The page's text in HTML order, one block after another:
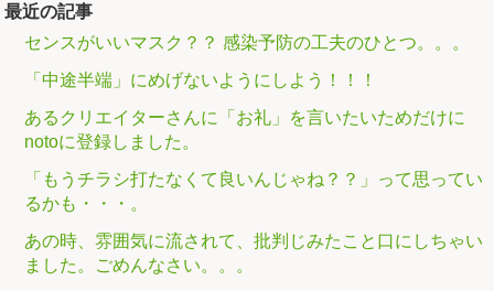
最近の記事
センスがいいマスク？？ 感染予防の工夫のひとつ。。。
「中途半端」にめげないようにしよう！！！
あるクリエイターさんに「お礼」を言いたいためだけに
notoに登録しました。
「もうチラシ打たなくて良いんじゃね？？」って思ってい
るかも・・・。
あの時、雰囲気に流されて、批判じみたこと口にしちゃい
ました。ごめんなさい。。。